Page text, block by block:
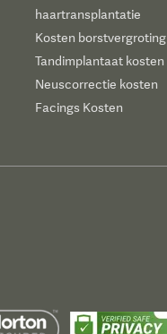
haartransplantatie
Kosten borstvergroting
Tandimplantaat kosten
Neuscorrectie kosten
Facings Kosten